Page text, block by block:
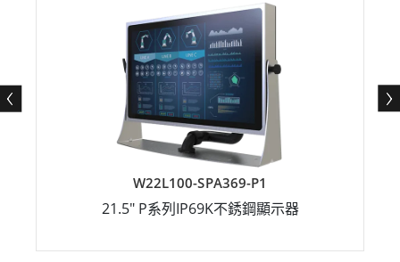
W22L100-SPA369-P1
21.5" P系列IP69K不銹鋼顯示器